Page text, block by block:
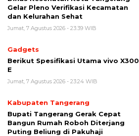
Gelar Pleno Verifikasi Kecamatan
dan Kelurahan Sehat
Jumat, 7 Agustus 2026 - 23:39 WIB
Gadgets
Berikut Spesifikasi Utama vivo X300
E
Jumat, 7 Agustus 2026 - 23:24 WIB
Kabupaten Tangerang
Bupati Tangerang Gerak Cepat
Bangun Rumah Roboh Diterjang
Puting Beliung di Pakuhaji